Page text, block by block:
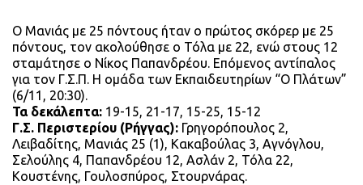
Ο Μανιάς με 25 πόντους ήταν ο πρώτος σκόρερ με 25
πόντους, τον ακολούθησε ο Τόλα με 22, ενώ στους 12
σταμάτησε ο Νίκος Παπανδρέου. Επόμενος αντίπαλος
για τον Γ.Σ.Π. Η ομάδα των Εκπαιδευτηρίων “Ο Πλάτων”
(6/11, 20:30).
Τα δεκάλεπτα: 19-15, 21-17, 15-25, 15-12
Γ.Σ. Περιστερίου (Ρήγγας): Γρηγορόπουλος 2,
Λειβαδίτης, Μανιάς 25 (1), Κακαβούλας 3, Αγνόγλου,
Σελούλης 4, Παπανδρέου 12, Ασλάν 2, Τόλα 22,
Κουστένης, Γουλοσπύρος, Στουρνάρας.